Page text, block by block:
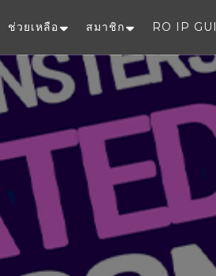
Online
ช่วยเหลือ สมาชิก RO IP